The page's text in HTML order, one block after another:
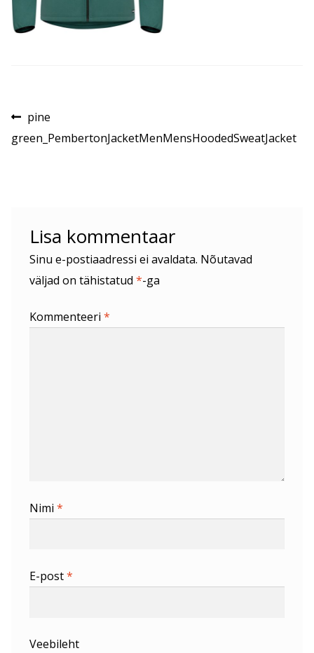
Navigeerimine
Eelmine
postitus:
pine
green_PembertonJacketMenMensHoodedSweatJacket
Lisa kommentaar
Sinu e-postiaadressi ei avaldata. Nõutavad
väljad on tähistatud *-ga
Kommenteeri *
Nimi *
E-post*
Veebileht